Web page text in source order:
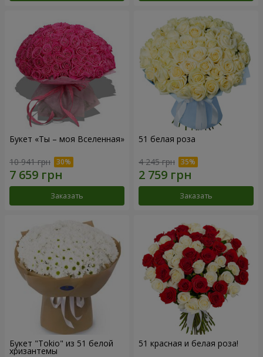
Букет «Ты – моя Вселенная»
10 941 грн
Заказать
51 белая роза
4 245 грн
Заказать
Букет "Tokio" из 51 белой
хризантемы
51 красная и белая роза!